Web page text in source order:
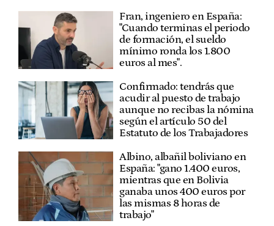
Fran, ingeniero en España:
"Cuando terminas el periodo
de formación, el sueldo
mínimo ronda los 1.800
euros al mes".
Confirmado: tendrás que
acudir al puesto de trabajo
aunque no recibas la nómina
según el artículo 50 del
Estatuto de los Trabajadores
Albino, albañil boliviano en
España: "gano 1.400 euros,
mientras que en Bolivia
ganaba unos 400 euros por
las mismas 8 horas de
trabajo"